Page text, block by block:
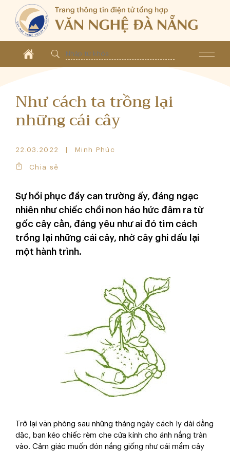
Như cách ta trồng lại
những cái cây
22.03.2022 Minh Phúc
Chia sẻ
Sự hồi phục đầy can trường ấy, đáng ngạc
nhiên như chiếc chồi non háo hức đâm ra từ
gốc cây cằn, đáng yêu như ai đó tìm cách
trồng lại những cái cây, nhờ cây ghi dấu lại
một hành trình.
Trở lại văn phòng sau những tháng ngày cách ly dài dằng
dặc, bạn kéo chiếc rèm che cửa kính cho ánh nắng tràn
vào. Cảm giác muốn đón nắng giống như cái mầm cây